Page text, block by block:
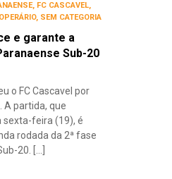
, FC CASCAVEL,
OPERÁRIO, SEM CATEGORIA
e garante a
Sub-20
o FC Cascavel por
A partida, que
sexta-feira (19), é
rodada da 2ª fase
20. [...]